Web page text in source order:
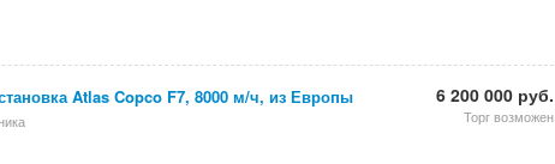
Atlas Copco F7, 8000 м/ч, из Европы 6 200 000 руб.
Торг возможен